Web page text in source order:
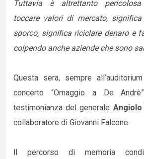
Tuttavia è altrettanto
toccare valori di mercato, significa
sporco, significa riciclare denaro e
colpendo anche aziende che sono
Questa sera, sempre
concerto “Omaggio a De
testimonianza del generale
collaboratore di Giovanni Falcone.
ll percorso di memoria